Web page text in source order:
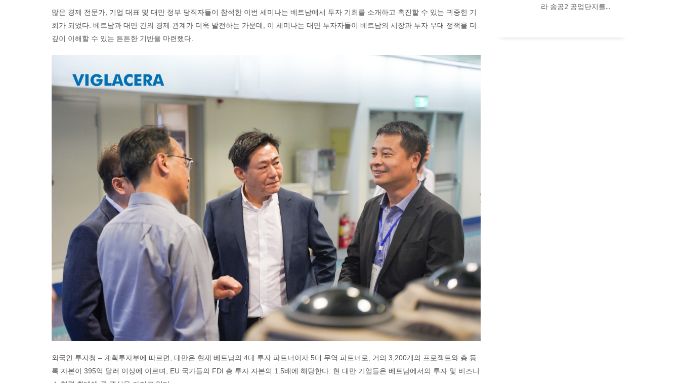
많은 경제 전문가, 기업 대표 및 대만 정부 당직자들이 참석한 이번 세미나는 베트남에서 투자 기회를 소개하고 촉진할 수 있는 귀중한 기
회가 되었다. 베트남과 대만 간의 경제 관계가 더욱 발전하는 가운데, 이 세미나는 대만 투자자들이 베트남의 시장과 투자 우대 정책을 더
깊이 이해할 수 있는 튼튼한 기반을 마련했다.
외국인 투자청 – 계획투자부에 따르면, 대만은 현재 베트남의 4대 투자 파트너이자 5대 무역 파트너로, 거의 3,200개의 프로젝트와 총 등
록 자본이 395억 달러 이상에 이르며, EU 국가들의 FDI 총 투자 자본의 1.5배에 해당한다. 현 대만 기업들은 베트남에서의 투자 및 비즈니
라 송공2 공업단지를...